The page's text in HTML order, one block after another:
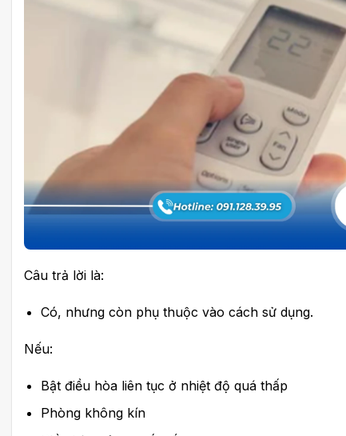
Câu trả lời là:
Có, nhưng còn phụ thuộc vào cách sử dụng.
Nếu:
Bật điều hòa liên tục ở nhiệt độ quá thấp
Phòng không kín